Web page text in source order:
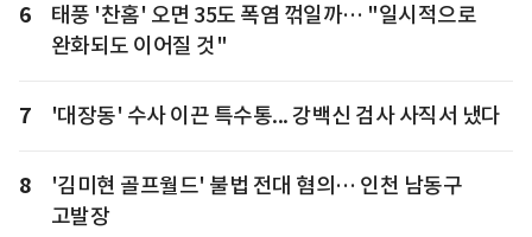
6
태풍 '찬홈' 오면 35도 폭염 꺾일까… "일시적으로
완화되도 이어질 것"
7 '대장동' 수사 이끈 특수통... 강백신 검사 사직서 냈다
8
'김미현 골프월드' 불법 전대 혐의… 인천 남동구
고발장